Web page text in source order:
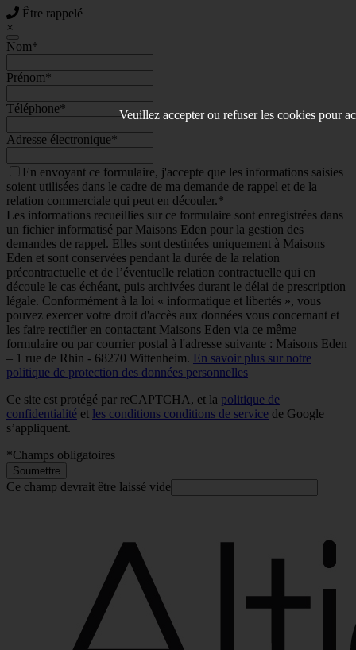
Veuillez accepter ou refuser les cookies pour
Être rappelé
×
Nom*
Prénom*
Téléphone*
Adresse électronique*
En envoyant ce formulaire, j'accepte que les informations saisies
soient utilisées dans le cadre de ma demande de rappel et de la
relation commerciale qui peut en découler.*
Les informations recueillies sur ce formulaire sont enregistrées dans
un fichier informatisé par Maisons Eden pour la gestion des
demandes de rappel. Elles sont destinées uniquement à Maisons
Eden et sont conservées pendant la durée de la relation
précontractuelle et de l’éventuelle relation contractuelle qui en
découle le cas échéant, puis archivées durant le délai de prescription
légale. Conformément à la loi « informatique et libertés », vous
pouvez exercer votre droit d'accès aux données vous concernant et
les faire rectifier en contactant Maisons Eden via ce même
formulaire ou par courrier postal à l'adresse suivante : Maisons Eden
– 1 rue de Rhin - 68270 Wittenheim. En savoir plus sur notre
politique de protection des données personnelles
Ce site est protégé par reCAPTCHA, et la politique de
confidentialité et les conditions conditions de service de Google
s’appliquent.
*Champs obligatoires
Soumettre
Ce champ devrait être laissé vide